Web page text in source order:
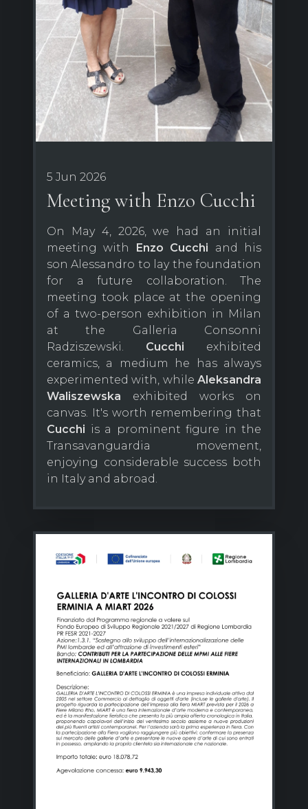
5 Jun 2026
Meeting with Enzo Cucchi
On May 4, 2026, we had an initial
meeting with Enzo Cucchi and his
son Alessandro to lay the foundation
for a future collaboration. The
meeting took place at the opening
of a two-person exhibition in Milan
at the Galleria Consonni
Radziszewski. Cucchi exhibited
ceramics, a medium he has always
experimented with, while Aleksandra
Waliszewska exhibited works on
canvas. It's worth remembering that
Cucchi is a prominent figure in the
Transavanguardia movement,
enjoying considerable success both
in Italy and abroad.